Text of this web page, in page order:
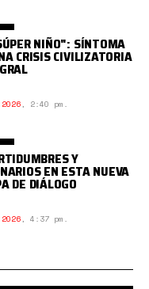
NIÑO": SÍNTOMA
CRISIS CIVILIZATORIA
, 2:40 pm.
Y
EN ESTA NUEVA
DE DIÁLOGO
, 4:37 pm.